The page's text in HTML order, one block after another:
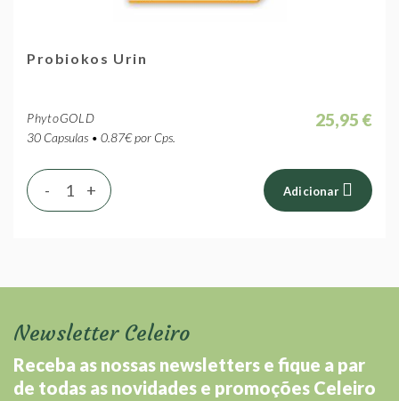
Probiokos Urin
PhytoGOLD
30 Capsulas • 0.87€ por Cps.
25,95 €
+
- Adicionar
Newsletter Celeiro
Receba as nossas newsletters e fique a par
de todas as novidades e promoções Celeiro